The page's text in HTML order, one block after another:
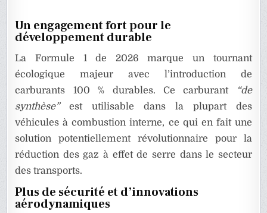
Un engagement fort pour le
développement durable
La Formule 1 de 2026 marque un tournant
écologique majeur avec l’introduction de
carburants 100 % durables. Ce carburant
“de
synthèse”est utilisable dans la plupart des
véhicules à combustion interne, ce qui en fait une
solution potentiellement révolutionnaire pour la
réduction des gaz à effet de serre dans le secteur
des transports.
Plus de sécurité et d’innovations
aérodynamiques